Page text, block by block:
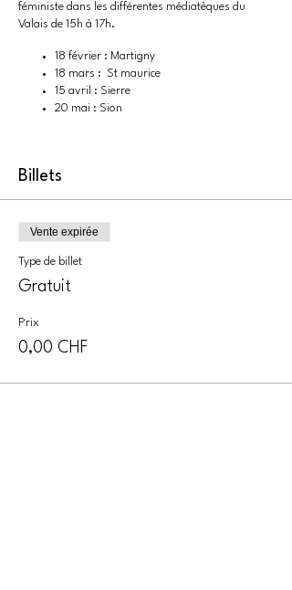
féministe dans les différentes médiatèques du
Valais de 15h à 17h.
18 février : Martigny
18 mars : St maurice
15 avril : Sierre
20 mai : Sion
Billets
Vente expirée
Type de billet
Gratuit
Prix
0,00 CHF